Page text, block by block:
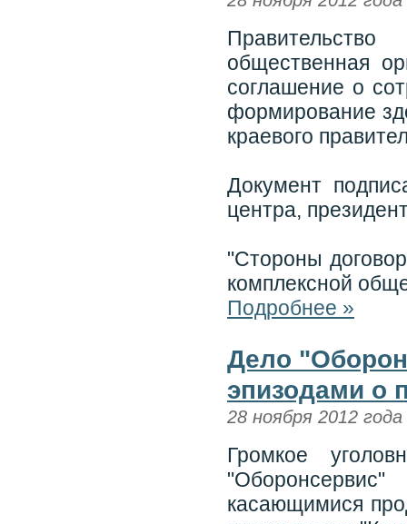
общественная
соглашение о
формирование
краевого
Документ
центра,
"Стороны
комплексной
Подробнее »
Дело
эпизодами о
28 ноября 2012 года
Громкое
касающимися